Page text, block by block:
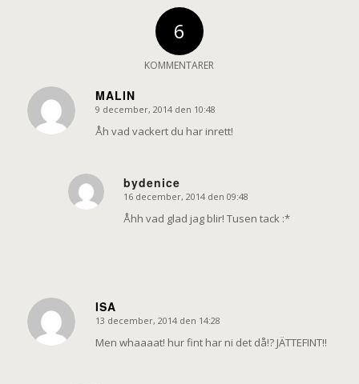
6
KOMMENTARER
MALIN
says:
9 december, 2014 den 10:48
Åh vad vackert du har inrett!
bydenice
says:
16 december, 2014 den 09:48
Åhh vad glad jag blir! Tusen tack :*
ISA
says:
13 december, 2014 den 14:28
Men whaaaat! hur fint har ni det då!? JÄTTEFINT!!